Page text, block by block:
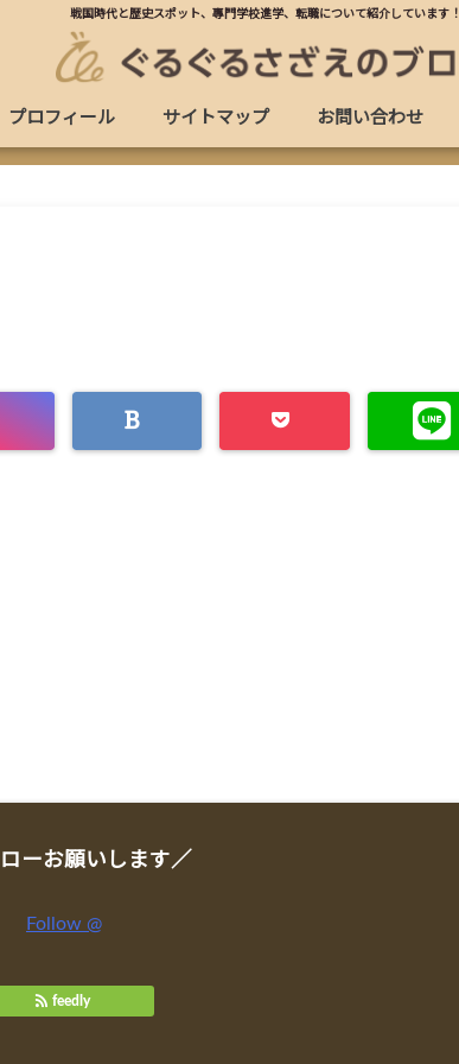
戦国時代と歴史スポット、專門学校進学、転職について紹介しています！
プロフィール サイトマップ お問い合わせ
ーお願いします／
Follow @
feedly